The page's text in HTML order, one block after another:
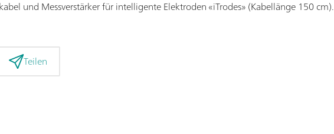
und Messverstärker für intelligente Elektroden «iTrodes» (Kabellänge 150 cm).
Teilen